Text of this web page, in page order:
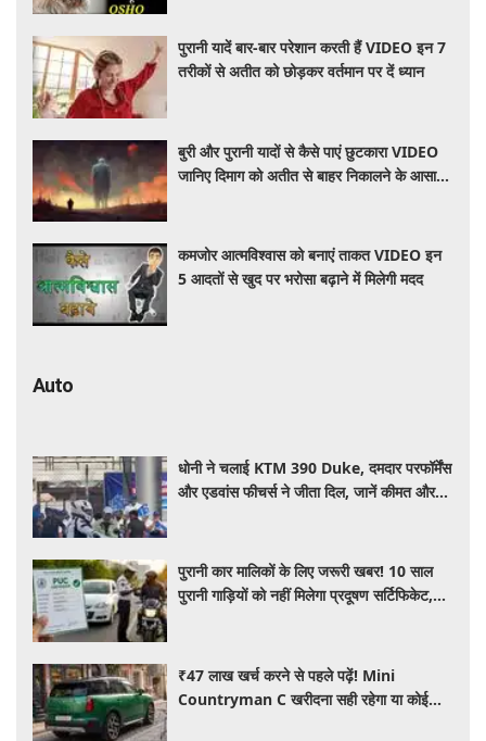
पुरानी यादें बार-बार परेशान करती हैं VIDEO इन 7
तरीकों से अतीत को छोड़कर वर्तमान पर दें ध्यान
बुरी और पुरानी यादों से कैसे पाएं छुटकारा VIDEO
जानिए दिमाग को अतीत से बाहर निकालने के आसान
कमजोर आत्मविश्वास को बनाएं ताकत VIDEO इन
5 आदतों से खुद पर भरोसा बढ़ाने में मिलेगी मदद
Auto
धोनी ने चलाई KTM 390 Duke, दमदार परफॉर्मेंस
और एडवांस फीचर्स ने जीता दिल, जानें कीमत और
पुरानी कार मालिकों के लिए जरूरी खबर! 10 साल
पुरानी गाड़ियों को नहीं मिलेगा प्रदूषण सर्टिफिकेट,
₹47 लाख खर्च करने से पहले पढ़ें! Mini
Countryman C खरीदना सही रहेगा या कोई